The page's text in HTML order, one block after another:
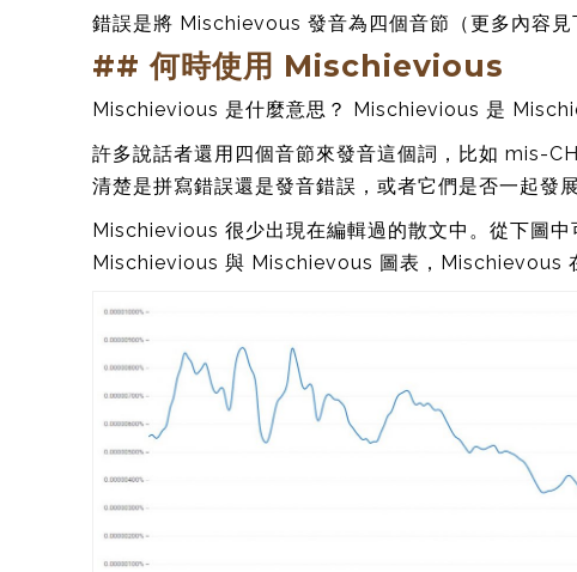
錯誤是將 Mischievous 發音為四個音節（更多內容見
## 何時使用 Mischievious
Mischievious 是什麼意思？ Mischievious 是
許多說話者還用四個音節來發音這個詞，比如 mis-
清楚是拼寫錯誤還是發音錯誤，或者它們是否一起發展
Mischievious 很少出現在編輯過的散文中。從下圖
Mischievious 與 Mischievous 圖表，Mischievous